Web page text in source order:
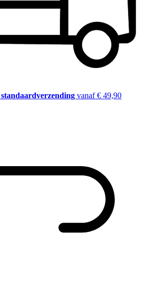
vanaf € 49,90